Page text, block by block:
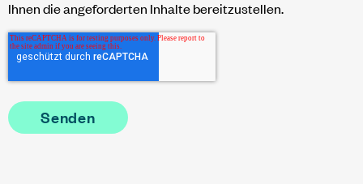
Ihnen die angeforderten Inhalte bereitzustellen.